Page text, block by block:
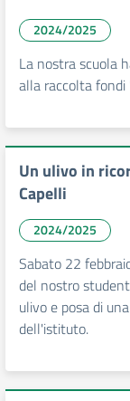
2024/2025
La nostra scuola
alla raccolta
Un ulivo in
Capelli
2024/2025
Sabato 22
del nostro
ulivo e posa di
dell'istituto.